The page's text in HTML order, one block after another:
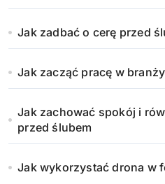
Jak zadbać o cerę przed
Jak zacząć pracę w
Jak zachować spokój i
przed ślubem
Jak wykorzystać drona w